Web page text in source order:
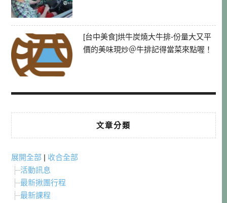
[台中美食]烘牛炭燒大牛排-份量大又平
價的美味現炒＠牛排記得當菜來點喔！
文章分類
展開全部 | 收合全部
活動訊息
最新揪團行程
最新課程